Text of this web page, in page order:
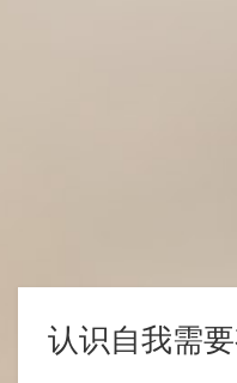
认识自我需